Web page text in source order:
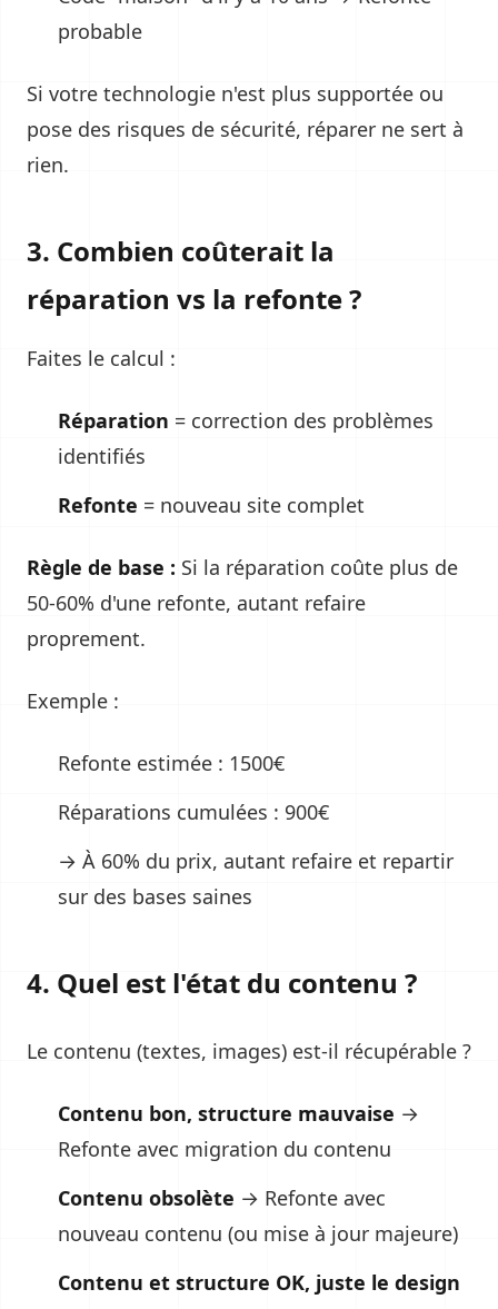
probable
Si votre technologie n'est plus supportée ou
pose des risques de sécurité, réparer ne sert à
rien.
3. Combien coûterait la
réparation vs la refonte ?
Faites le calcul :
Réparation = correction des problèmes
identifiés
Refonte = nouveau site complet
Règle de base : Si la réparation coûte plus de
50-60% d'une refonte, autant refaire
proprement.
Exemple :
Refonte estimée : 1500€
Réparations cumulées : 900€
→ À 60% du prix, autant refaire et repartir
sur des bases saines
4. Quel est l'état du contenu ?
Le contenu (textes, images) est-il récupérable ?
Contenu bon, structure mauvaise →
Refonte avec migration du contenu
Contenu obsolète → Refonte avec
nouveau contenu (ou mise à jour majeure)
Contenu et structure OK, juste le design